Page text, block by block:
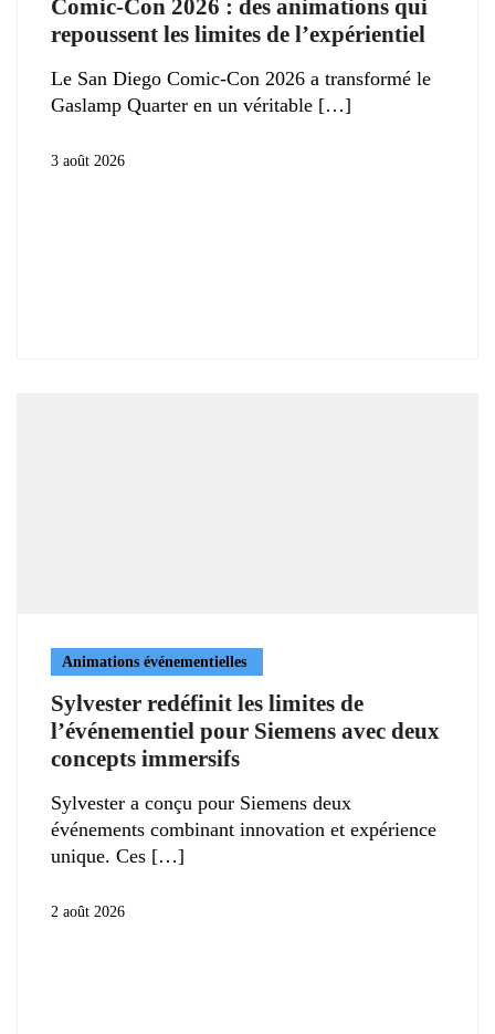
Comic-Con 2026 : des animations qui
repoussent les limites de l’expérientiel
Le San Diego Comic-Con 2026 a transformé le
Gaslamp Quarter en un véritable
3 août 2026
Animations événementielles
Sylvester redéfinit les limites de
l’événementiel pour Siemens avec deux
concepts immersifs
Sylvester a conçu pour Siemens deux
événements combinant innovation et expérience
unique. Ces
2 août 2026